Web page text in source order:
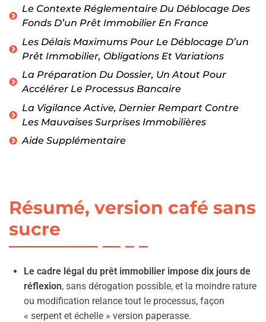
Le Contexte Réglementaire Du Déblocage Des
Fonds D’un Prêt Immobilier En France
Les Délais Maximums Pour Le Déblocage D’un
Prêt Immobilier, Obligations Et Variations
La Préparation Du Dossier, Un Atout Pour
Accélérer Le Processus Bancaire
La Vigilance Active, Dernier Rempart Contre
Les Mauvaises Surprises Immobilières
Aide Supplémentaire
Résumé, version café sans
sucre
Le cadre légal du prêt immobilier impose dix jours de
réflexion, sans dérogation possible, et la moindre rature
ou modification relance tout le processus, façon
« serpent et échelle » version paperasse.